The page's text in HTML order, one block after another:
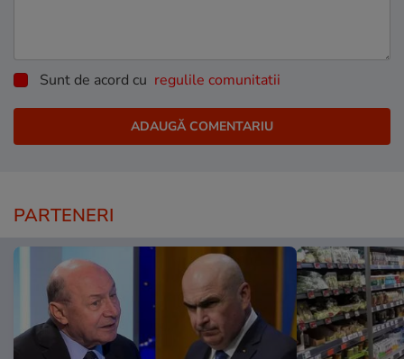
Sunt de acord cu regulile comunitatii
PARTENERI